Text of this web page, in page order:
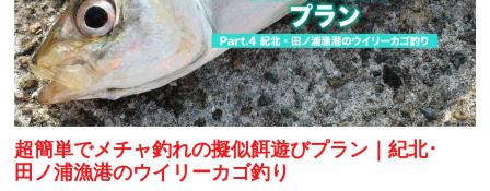
超簡単でメチャ釣れの擬似餌遊びプラン｜紀北･
田ノ浦漁港のウイリーカゴ釣り